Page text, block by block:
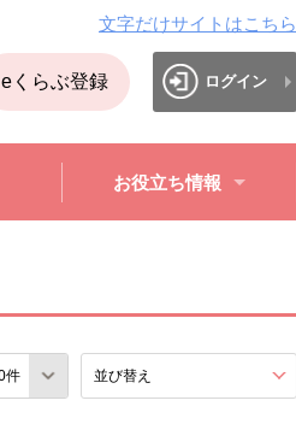
文字だけサイトはこちら
eくらぶ登録 ログイン
お役立ち情報
並び替え